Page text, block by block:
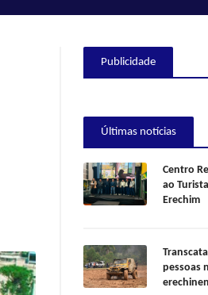
Publicidade
Últimas notícias
Centro
ao
Erechim
pessoas